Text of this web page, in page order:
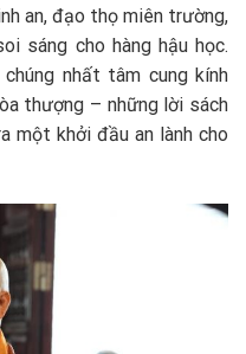
an, đạo thọ miên trường,
sáng cho hàng hậu học.
nhất tâm cung kính
thượng – những lời sách
một khởi đầu an lành cho